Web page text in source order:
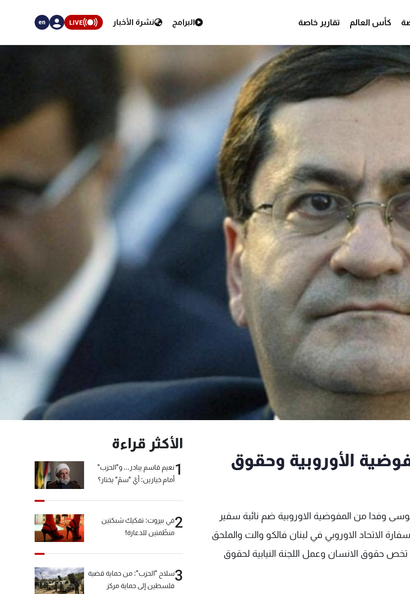
كأس العالم تقارير خاصة البرامج نشرة الأخبار LIVE
en
الأوروبية وحقوق
وفدا من المفوضية الاوروبية ضم نائبة سفير
الاتحاد الاوروبي في لبنان فالكو والت والملحق
حقوق الانسان وعمل اللجنة النيابية لحقوق
الأكثر قراءة
1نعيم قاسم يبادر... و"الحزب"
أمام خيارين: أيّ "سمّ" يختار؟
2في بيروت: تفكيك شبكتين
منظّمتين للدعارة!
3سلاح "الحزب": من حماية قضية
فلسطين إلى حماية مركز